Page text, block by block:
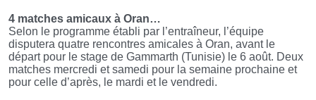
4 matches amicaux à Oran…
Selon le programme établi par l’entraîneur, l’équipe
disputera quatre rencontres amicales à Oran, avant le
départ pour le stage de Gammarth (Tunisie) le 6 août. Deux
matches mercredi et samedi pour la semaine prochaine et
pour celle d’après, le mardi et le vendredi.